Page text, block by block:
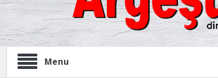
Menu